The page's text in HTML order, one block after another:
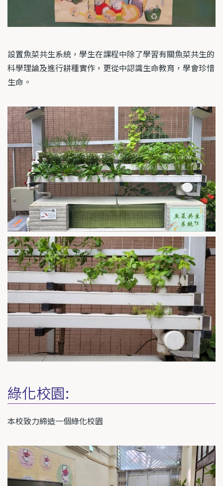
設置魚菜共生系統，學生在課程中除了學習有關魚菜共生的
科學理論及進行耕種實作，更從中認識生命教育，學會珍惜
生命。
綠化校園:
本校致力締造一個綠化校園